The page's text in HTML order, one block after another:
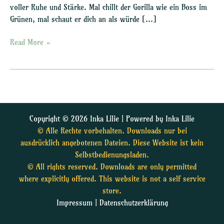
voller Ruhe und Stärke. Mal chillt der Gorilla wie ein Boss im
Grünen, mal schaut er dich an als würde […]
Read More »
Copyright © 2026 Inka Lilie | Powered by Inka Lilie
© Alle Rechte vorbehalten. Downloads nur bei
ausdrücklich angebotenen Dateien. Diese Website ist kein
Selbstbedienungsladen.
© All rights reserved. Downloads are only permitted
where explicitly offered. This website is not a self service
store.
Impressum| Datenschutzerklärung